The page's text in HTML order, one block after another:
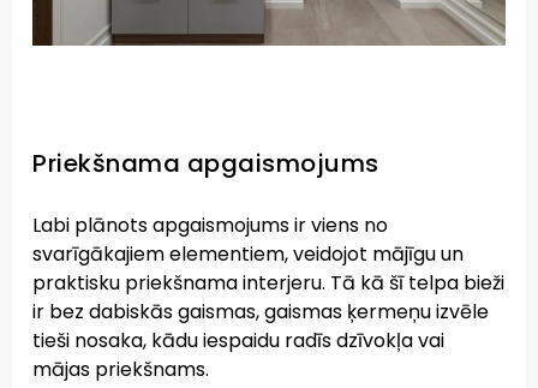
Priekšnama apgaismojums
Labi plānots apgaismojums ir viens no
svarīgākajiem elementiem, veidojot mājīgu un
praktisku priekšnama interjeru. Tā kā šī telpa bieži
ir bez dabiskās gaismas, gaismas ķermeņu izvēle
tieši nosaka, kādu iespaidu radīs dzīvokļa vai
mājas priekšnams.